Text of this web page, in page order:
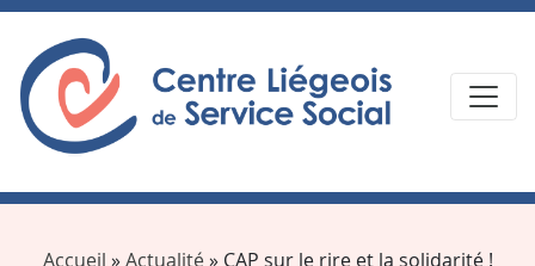
Accueil »Actualité» CAP sur le rire et la solidarité !